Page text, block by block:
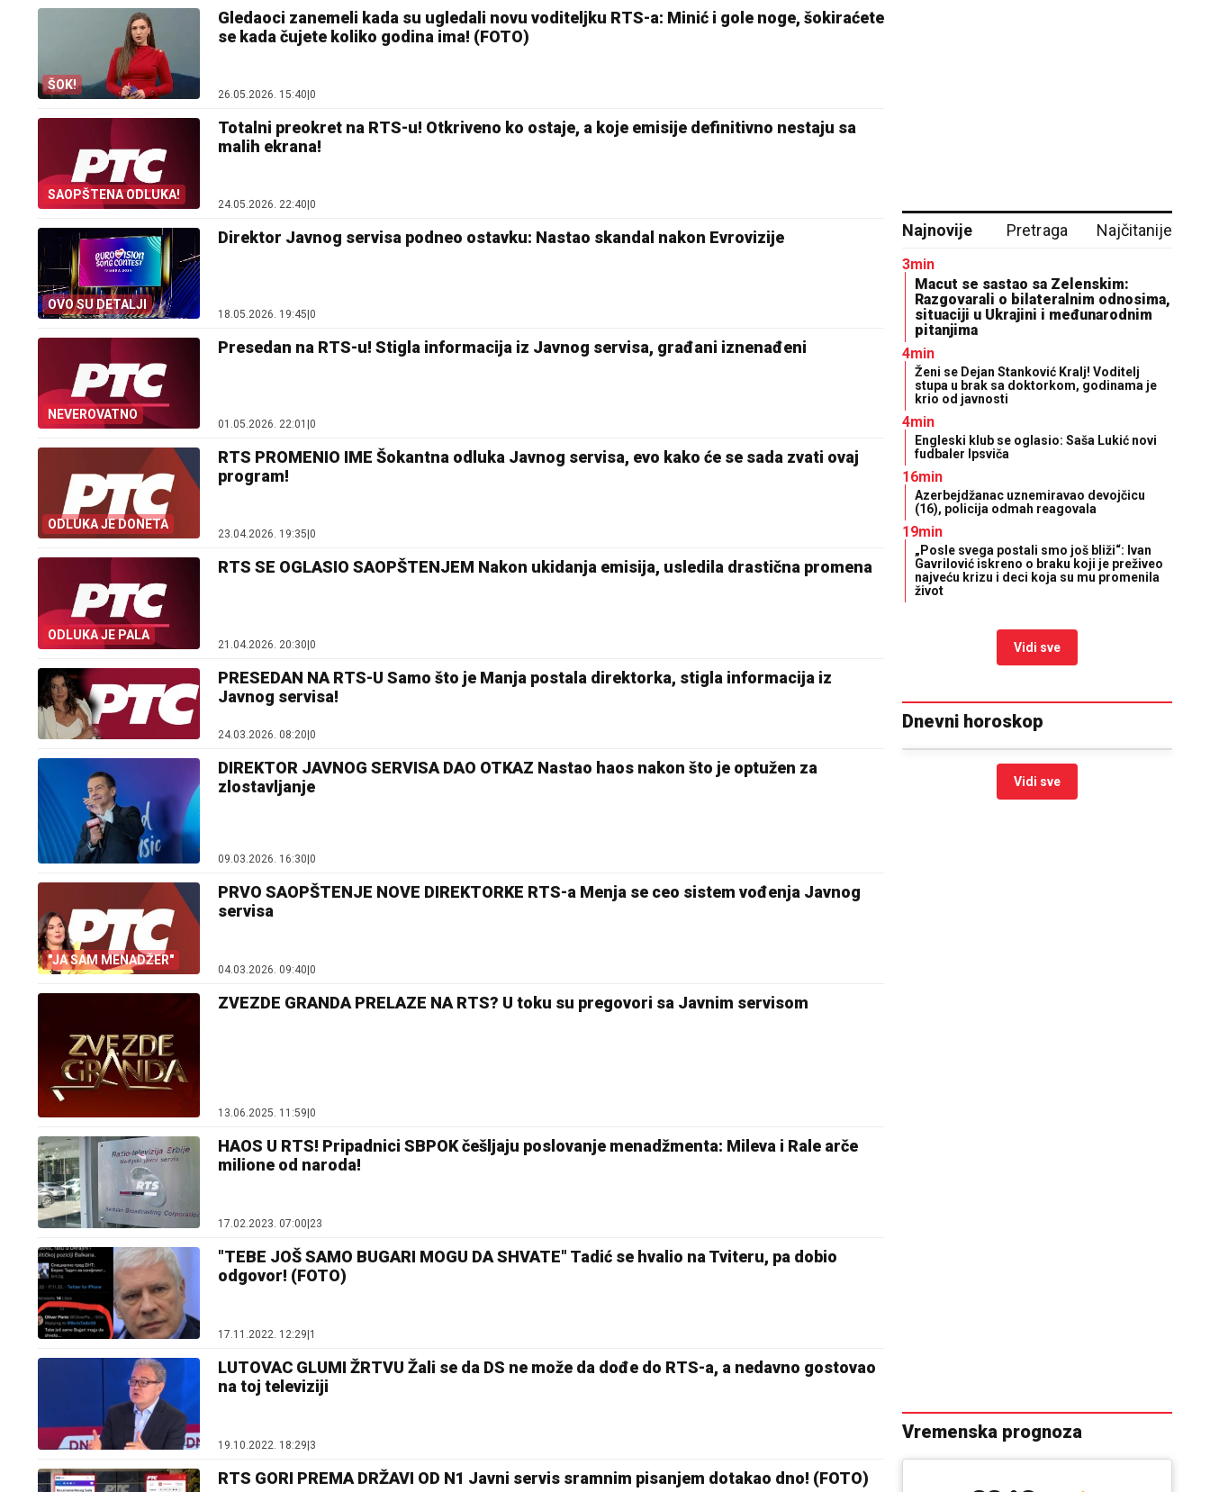
ŠOK!
Gledaoci zanemeli kada su ugledali novu voditeljku RTS-a: Minić i gole noge, šokiraćete
se kada čujete koliko godina ima! (FOTO)
26.05.2026. 15:40|0
SAOPŠTENA ODLUKA!
Totalni preokret na RTS-u! Otkriveno ko ostaje, a koje emisije definitivno nestaju sa
malih ekrana!
24.05.2026. 22:40|0
OVO SU DETALJI
Direktor Javnog servisa podneo ostavku: Nastao skandal nakon Evrovizije
18.05.2026. 19:45 0
NEVEROVATNO
Presedan na RTS-u! Stigla informacija iz Javnog servisa, građani iznenađeni
01.05.2026. 22:01 0
ODLUKA JE DONETA
RTS PROMENIO IME Šokantna odluka Javnog servisa, evo kako će se sada zvati ovaj
program!
23.04.2026. 19:35 0
ODLUKA JE PALA
RTS SE OGLASIO SAOPŠTENJEM Nakon ukidanja emisija, usledila drastična promena
21.04.2026. 20:30|0
PRESEDAN NA RTS-U Samo što je Manja postala direktorka, stigla informacija iz
Javnog servisa!
24.03.2026. 08:20 0
DIREKTOR JAVNOG SERVISA DAO OTKAZ Nastao haos nakon što je optužen za
zlostavljanje
09.03.2026. 16:30 0
"JA SAM MENADŽER"
PRVO SAOPŠTENJE NOVE DIREKTORKE RTS-a Menja se ceo sistem vođenja Javnog
servisa
04.03.2026. 09:40|0
ZVEZDE GRANDA PRELAZE NA RTS? U toku su pregovori sa Javnim servisom
13.06.2025. 11:59|0
HAOS U RTS! Pripadnici SBPOK češljaju poslovanje menadžmenta: Mileva i Rale arče
milione od naroda!
17.02.2023. 07:00|23
"TEBE JOŠ SAMO BUGARI MOGU DA SHVATE" Tadić se hvalio na Tviteru, pa dobio
odgovor! (FOTO)
17.11.2022. 12:29|1
LUTOVAC GLUMI ŽRTVU Žali se da DS ne može da dođe do RTS-a, a nedavno gostovao
na toj televiziji
19.10.2022. 18:29|3
RTS GORI PREMA DRŽAVI OD N1 Javni servis sramnim pisanjem dotakao dno! (FOTO)
Najnovije Pretraga Najčitanije
3min
Macut se sastao sa Zelenskim:
Razgovarali o bilateralnim odnosima,
situaciji u Ukrajini i međunarodnim
pitanjima
4min
Ženi se Dejan Stanković Kralj! Voditelj
stupa u brak sa doktorkom, godinama je
krio od javnosti
4min
Engleski klub se oglasio: Saša Lukić novi
fudbaler Ipsviča
16min
Azerbejdžanac uznemiravao devojčicu
(16), policija odmah reagovala
19min
„Posle svega postali smo još bliži“: Ivan
Gavrilović iskreno o braku koji je preživeo
najveću krizu i deci koja su mu promenila
život
Vidi sve
Dnevni horoskop
Vidi sve
Vremenska prognoza